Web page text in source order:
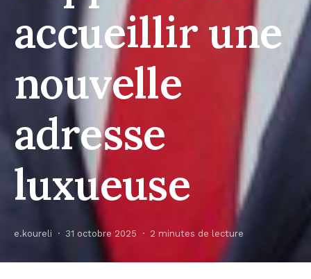
accueillir une
nouvelle
adresse
luxueuse
e.koureli 31 octobre 2025 2 minutes de lecture